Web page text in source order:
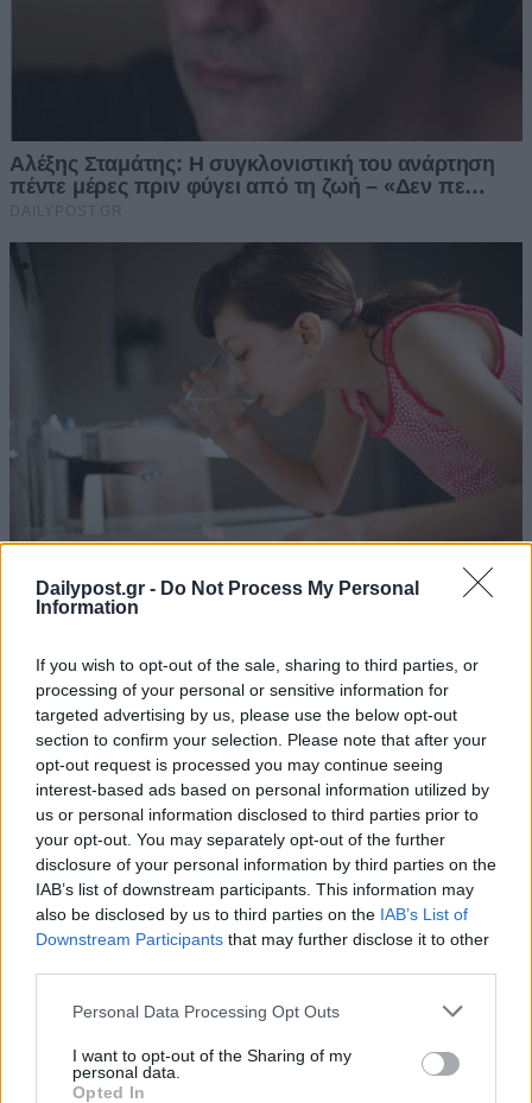
Dailypost.gr - Do Not Process My Personal
Information
If you wish to opt-out of the sale, sharing to third parties, or
processing of your personal or sensitive information for
targeted advertising by us, please use the below opt-out
section to confirm your selection. Please note that after your
opt-out request is processed you may continue seeing
interest-based ads based on personal information utilized by
us or personal information disclosed to third parties prior to
your opt-out. You may separately opt-out of the further
disclosure of your personal information by third parties on the
IAB’s list of downstream participants. This information may
also be disclosed by us to third parties on the IAB’s List of
Downstream Participants that may further disclose it to other
Personal Data Processing Opt Outs
I want to opt-out of the Sharing of my
personal data.
Opted In